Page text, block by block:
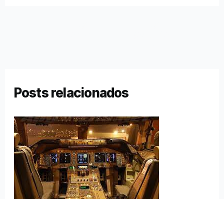
Posts relacionados